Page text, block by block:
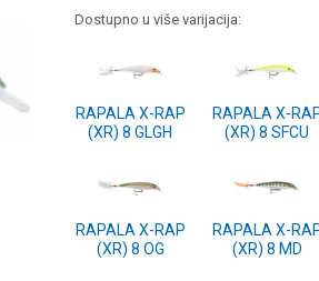
Dostupno u više varijacija:
RAPALA X-RAP
(XR) 8 GLGH
RAPALA X-
(XR) 8 SFCU
RAPALA X-RAP
(XR) 8 OG
RAPALA X-
(XR) 8 MD